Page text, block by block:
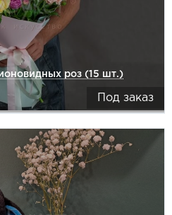
роз (15 шт.)
Под заказ